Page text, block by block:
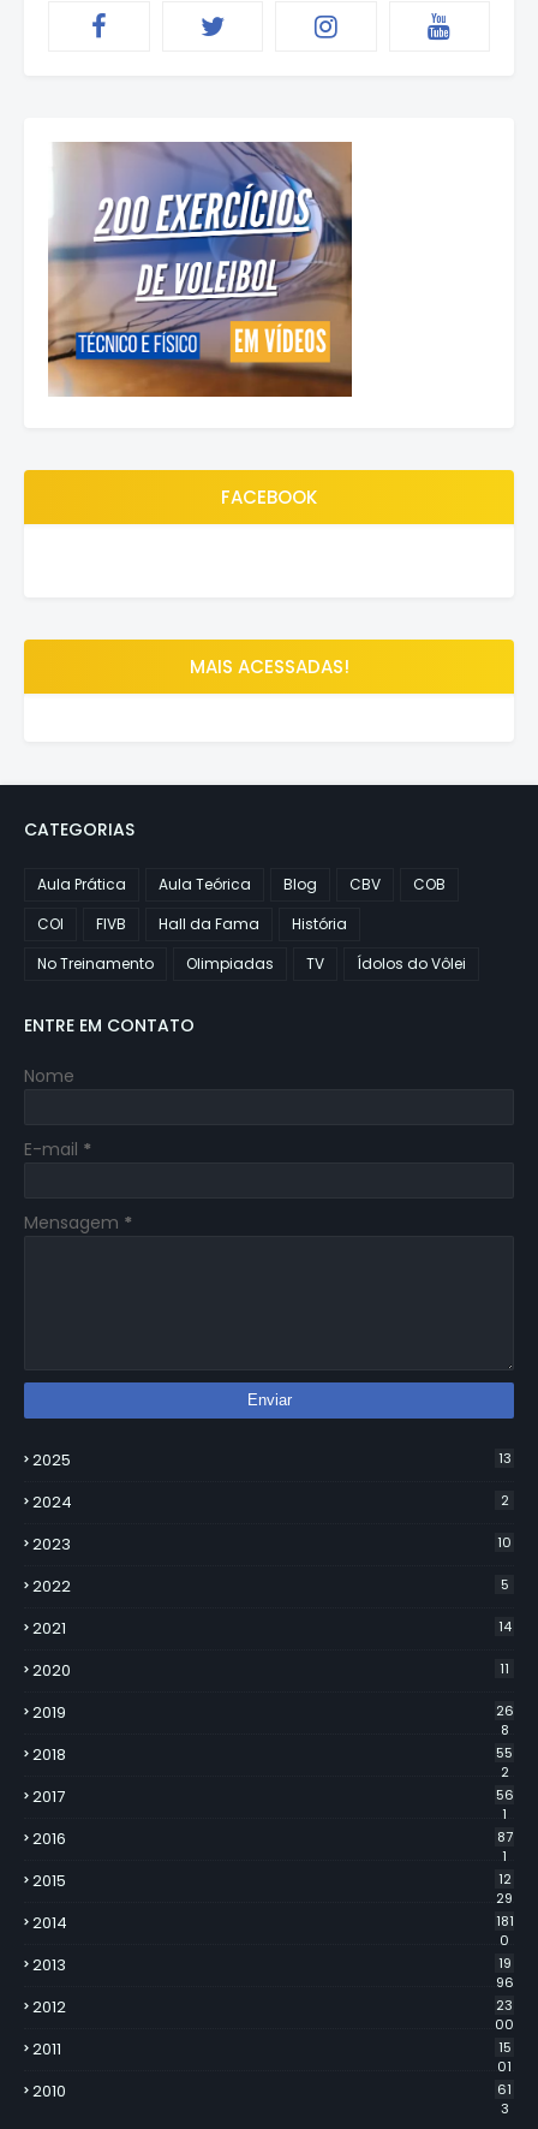
FACEBOOK
MAIS ACESSADAS!
CATEGORIAS
Aula Prática Aula Teórica Blog CBV
COB
COI
FIVB Hall da Fama
História
No Treinamento
Olimpiadas TV Ídolos do Vôlei
ENTRE EM CONTATO
Nome
E-mail *
Mensagem *
2025 13
2024 2
2023 10
2022 5
2021 14
2020 11
2019
26
8
2018
55
2
2017
56
1
2016
87
1
2015
12
29
2014
181
0
2013
19
96
2012
23
00
2011
15
01
2010
61
3